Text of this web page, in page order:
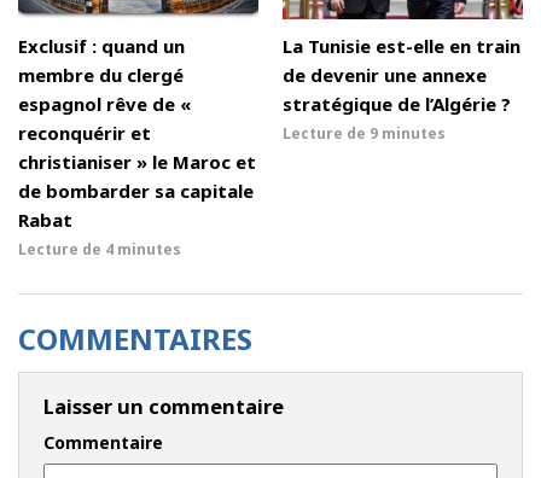
Exclusif : quand un
membre du clergé
espagnol rêve de «
reconquérir et
christianiser » le Maroc et
de bombarder sa capitale
Rabat
Lecture de 4 minutes
La Tunisie est-elle en train
de devenir une annexe
stratégique de l’Algérie ?
Lecture de 9 minutes
COMMENTAIRES
Laisser un commentaire
Commentaire